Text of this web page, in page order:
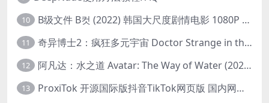
10 B级文件 B컷 (2022) 韩国大尺度剧情电影 1080P 中字
11 奇异博士2：疯狂多元宇宙 Doctor Strange in the Multiverse of Madness (2022) 高清版1080p
12 阿凡达：水之道 Avatar: The Way of Water (2022) 1080p 2k 4k 中文字幕
13 ProxiTok 开源国际版抖音TikTok网页版 国内网络直连